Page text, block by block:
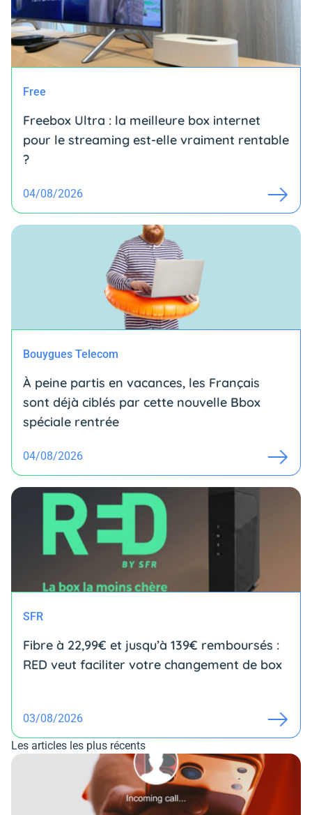
Free
Freebox Ultra : la meilleure box internet
pour le streaming est-elle vraiment rentable
?
04/08/2026
Bouygues Telecom
À peine partis en vacances, les Français
sont déjà ciblés par cette nouvelle Bbox
spéciale rentrée
04/08/2026
SFR
Fibre à 22,99€ et jusqu’à 139€ remboursés :
RED veut faciliter votre changement de box
03/08/2026
Les articles les plus récents